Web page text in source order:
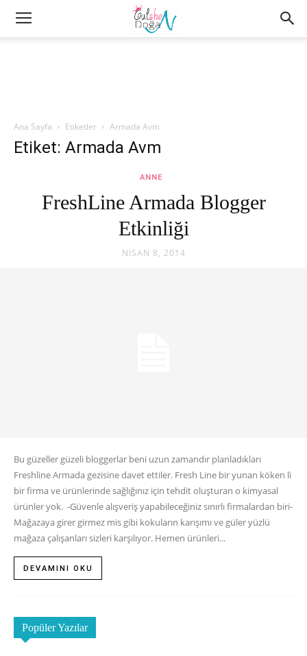
Ana Sayfa Etiketler Armada Avm
Etiket: Armada Avm
ANNE
FreshLine Armada Blogger
Etkinliği
NISAN 8, 2014
Bu güzeller güzeli bloggerlar beni uzun zamandır planladıkları
Freshline Armada gezisine davet ettiler. Fresh Line bir yunan köken li
bir firma ve ürünlerinde sağlığınız için tehdit oluşturan o kimyasal
ürünler yok. -Güvenle alışveriş yapabileceğiniz sınırlı firmalardan biri-
Mağazaya girer girmez mis gibi kokuların karışımı ve güler yüzlü
mağaza çalışanları sizleri karşılıyor. Hemen ürünleri...
DEVAMINI OKU
Popüler Yazılar